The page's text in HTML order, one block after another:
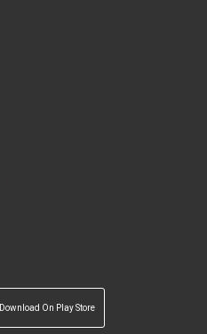
Download On Play Store